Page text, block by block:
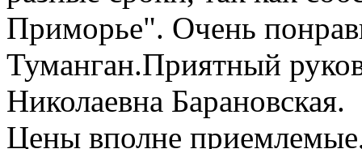
Приморье". Очень
Туманган.Приятный
Николаевна Барановская.
Цены вполне